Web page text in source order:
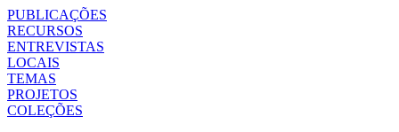
PUBLICAÇÕES
RECURSOS
ENTREVISTAS
LOCAIS
TEMAS
PROJETOS
COLEÇÕES